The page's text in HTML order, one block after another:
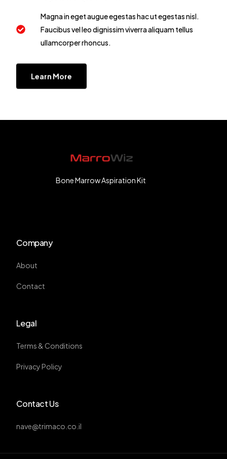
Magna in eget augue egestas hac ut egestas nisl.
Faucibus vel leo dignissim viverra aliquam tellus
ullamcorper rhoncus.
Learn More
Bone Marrow Aspiration Kit
Company
About
Contact
Legal
Terms & Conditions
Privacy Policy
Contact Us
nave@trimaco.co.il